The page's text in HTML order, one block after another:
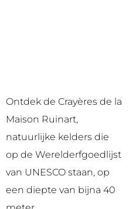
Ontdek de Crayères de la
Maison Ruinart,
natuurlijke kelders die
op de Werelderfgoedlijst
van UNESCO staan, op
een diepte van bijna 40